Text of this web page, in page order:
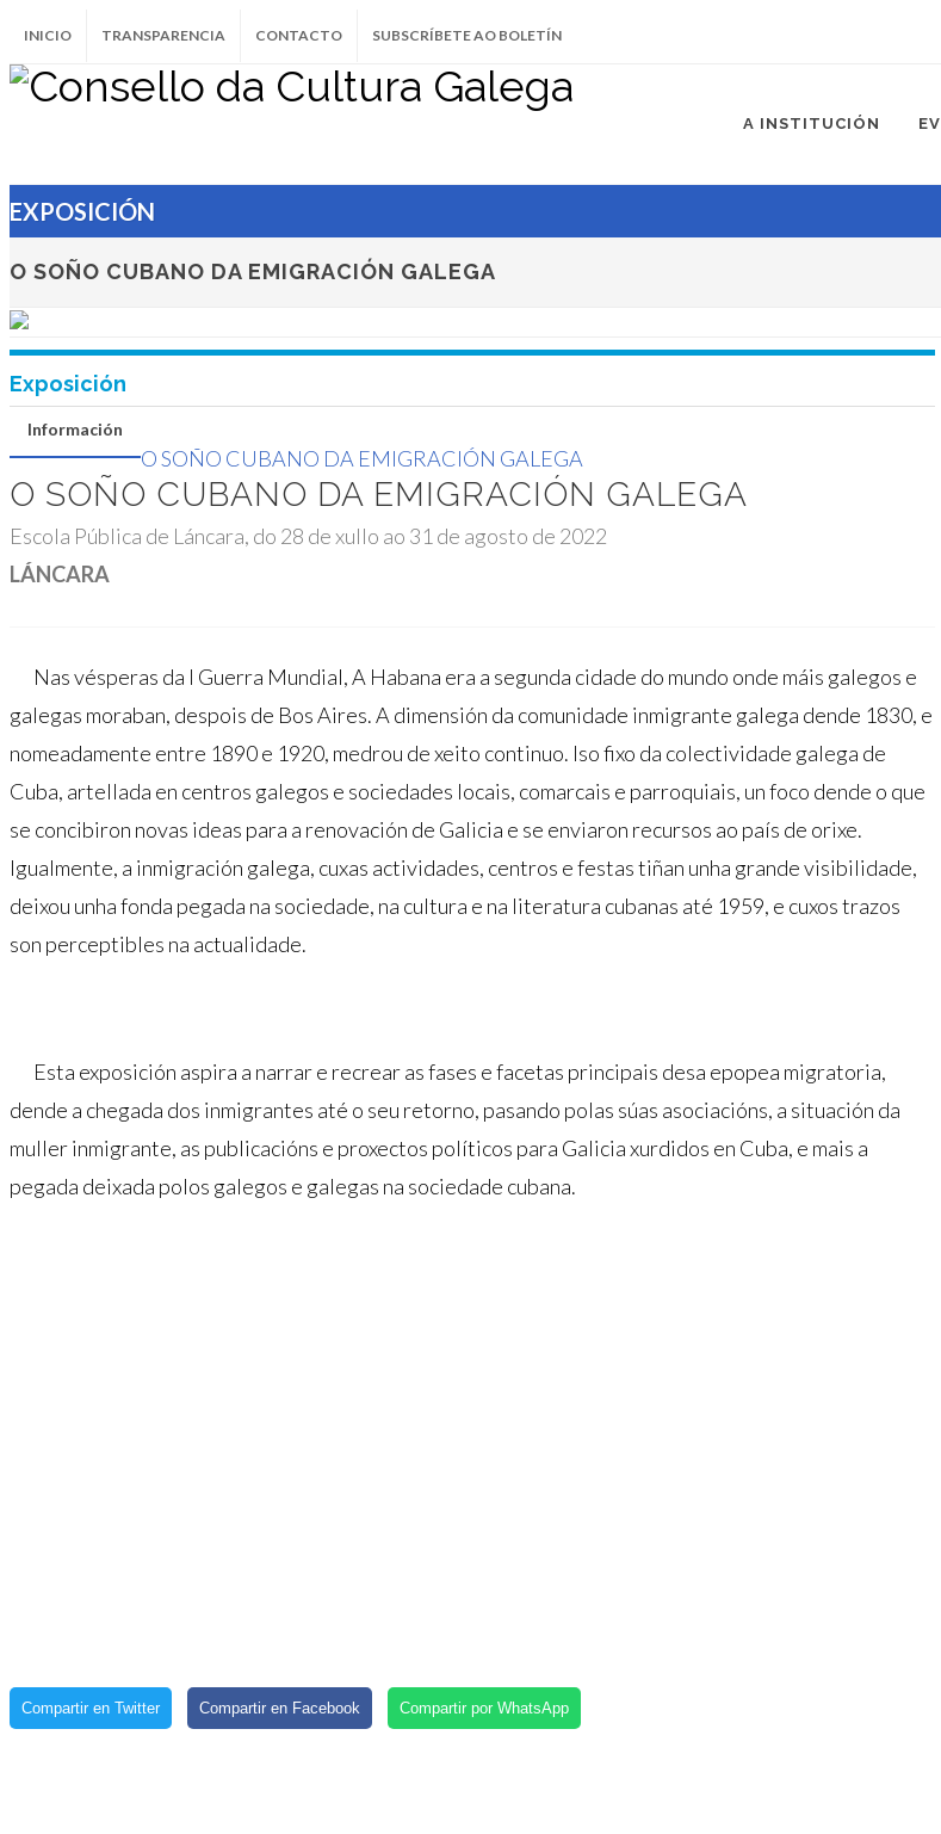
INICIO TRANSPARENCIA CONTACTO SUBSCRÍBETE AO BOLETÍN
A INSTITUCIÓN
EXPOSICIÓN
O SOÑO CUBANO DA EMIGRACIÓN GALEGA
O SOÑO CUBANO DA EMIGRACIÓN GALEGA
O soño cubano da emigración
2022
Exposición
Información
O SOÑO CUBANO DA EMIGRACIÓN GALEGA
O SOÑO CUBANO DA EMIGRACIÓN GALEGA
Escola Pública de Láncara, do 28 de xullo ao 31 de agosto de 2022
LÁNCARA
Nas vésperas da I Guerra Mundial, A Habana era a segunda cidade do mundo onde máis galegos e
galegas moraban, despois de Bos Aires. A dimensión da comunidade inmigrante galega dende 1830, e
nomeadamente entre 1890 e 1920, medrou de xeito continuo. Iso fixo da colectividade galega de
Cuba, artellada en centros galegos e sociedades locais, comarcais e parroquiais, un foco dende o que
se concibiron novas ideas para a renovación de Galicia e se enviaron recursos ao país de orixe.
Igualmente, a inmigración galega, cuxas actividades, centros e festas tiñan unha grande visibilidade,
deixou unha fonda pegada na sociedade, na cultura e na literatura cubanas até 1959, e cuxos trazos
son perceptibles na actualidade.
Esta exposición aspira a narrar e recrear as fases e facetas principais desa epopea migratoria,
dende a chegada dos inmigrantes até o seu retorno, pasando polas súas asociacións, a situación da
muller inmigrante, as publicacións e proxectos políticos para Galicia xurdidos en Cuba, e mais a
pegada deixada polos galegos e galegas na sociedade cubana.
Compartir en Twitter Compartir en Facebook Compartir por WhatsApp